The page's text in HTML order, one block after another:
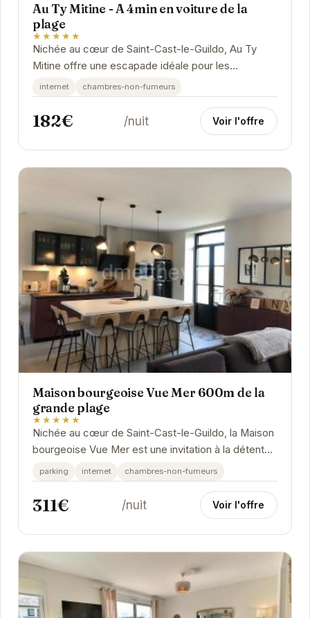
Au Ty Mitine - A 4min en voiture de la
plage
★★★★★
Nichée au cœur de Saint-Cast-le-Guildo, Au Ty
Mitine offre une escapade idéale pour les
voyageurs en quête de tranquillité et de confort.
À...
internet chambres-non-fumeurs
182€ /nuit Voir l'offre
Maison bourgeoise Vue Mer 600m de la
grande plage
★★★★★
Nichée au cœur de Saint-Cast-le-Guildo, la Maison
bourgeoise Vue Mer est une invitation à la détente
et au bien-être. Son emplacement...
parking internet chambres-non-fumeurs
311€ /nuit Voir l'offre